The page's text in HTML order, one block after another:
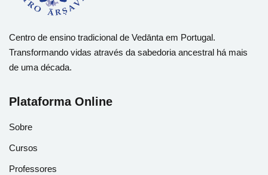
Centro de ensino tradicional de Vedānta em Portugal.
Transformando vidas através da sabedoria ancestral há mais
de uma década.
Plataforma Online
Sobre
Cursos
Professores